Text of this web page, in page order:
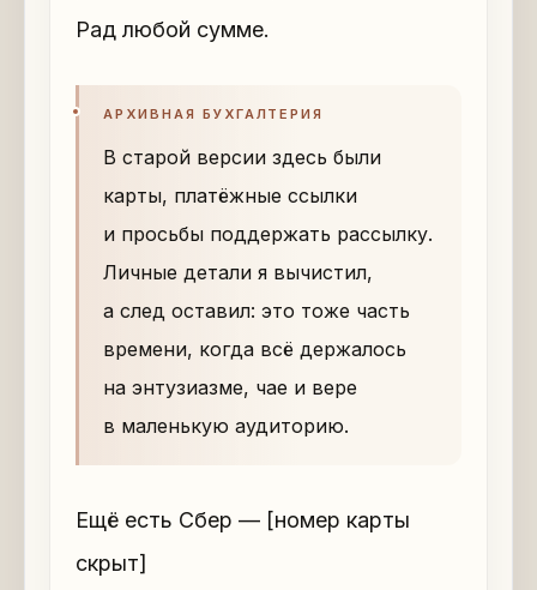
Рад любой сумме.
АРХИВНАЯ БУХГАЛТЕРИЯ
В старой версии здесь были
карты, платёжные ссылки
и просьбы поддержать рассылку.
Личные детали я вычистил,
а след оставил: это тоже часть
времени, когда всё держалось
на энтузиазме, чае и вере
в маленькую аудиторию.
Ещё есть Сбер — [номер карты
скрыт]